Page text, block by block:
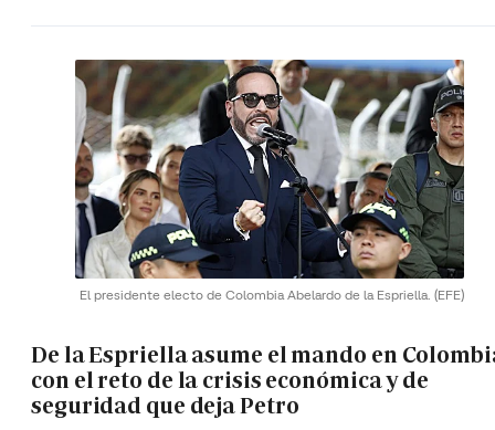
El presidente electo de Colombia Abelardo de la Espriella. (EFE)
De la Espriella asume el mando en
con el reto de la crisis económica y de
seguridad que deja Petro